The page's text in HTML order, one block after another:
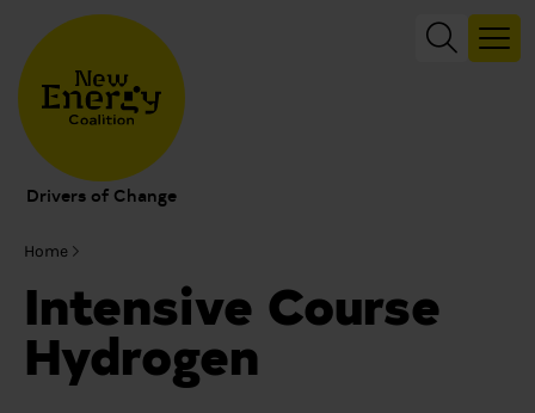
Drivers of Change
Home
Intensive Course
Hydrogen